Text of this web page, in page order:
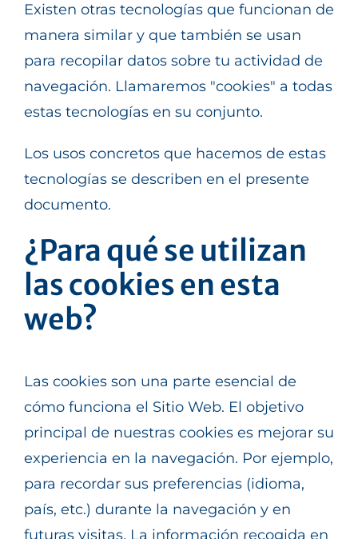
Existen otras tecnologías que funcionan de
manera similar y que también se usan
para recopilar datos sobre tu actividad de
navegación. Llamaremos "cookies" a todas
estas tecnologías en su conjunto.
Los usos concretos que hacemos de estas
tecnologías se describen en el presente
documento.
¿Para qué se utilizan
las cookies en esta
web?
Las cookies son una parte esencial de
cómo funciona el Sitio Web. El objetivo
principal de nuestras cookies es mejorar su
experiencia en la navegación. Por ejemplo,
para recordar sus preferencias (idioma,
país, etc.) durante la navegación y en
futuras visitas. La información recogida en